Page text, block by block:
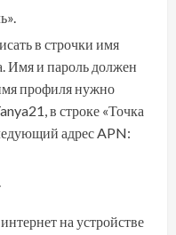
в строчки имя
Имя и пароль должен
профиля нужно
в строке «Точка
адрес APN:
на устройстве